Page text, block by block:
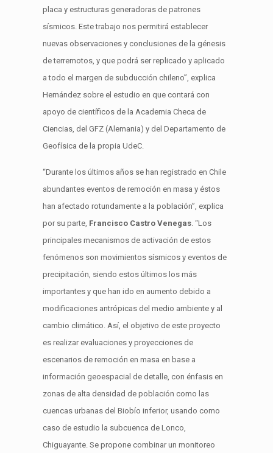
placa y estructuras generadoras de patrones
sísmicos. Este trabajo nos permitirá establecer
nuevas observaciones y conclusiones de la génesis
de terremotos, y que podrá ser replicado y aplicado
a todo el margen de subducción chileno”, explica
Hernández sobre el estudio en que contará con
apoyo de científicos de la Academia Checa de
Ciencias, del GFZ (Alemania) y del Departamento de
Geofísica de la propia UdeC.
“Durante los últimos años se han registrado en Chile
abundantes eventos de remoción en masa y éstos
han afectado rotundamente a la población”, explica
por su parte, Francisco Castro Venegas. “Los
principales mecanismos de activación de estos
fenómenos son movimientos sísmicos y eventos de
precipitación, siendo estos últimos los más
importantes y que han ido en aumento debido a
modificaciones antrópicasdel medio ambiente y al
cambio climático. Así, el objetivo de este proyecto
es realizar evaluaciones y proyecciones de
escenarios de remoción en masa en base a
información geoespacial de detalle, con énfasis en
zonas de alta densidad de población como las
cuencas urbanas del Biobío inferior, usando como
caso de estudio la subcuenca de Lonco,
Chiguayante. Se propone combinar un monitoreo